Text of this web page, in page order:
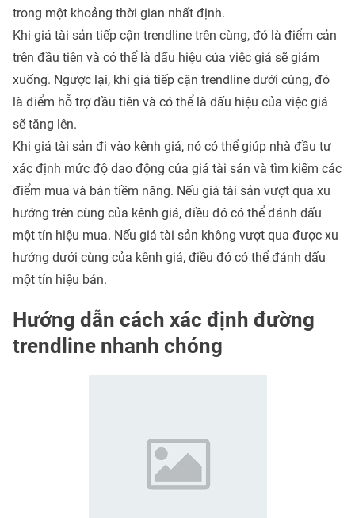
trong một khoảng thời gian nhất định.
Khi giá tài sản tiếp cận trendline trên cùng, đó là điểm cản
trên đầu tiên và có thể là dấu hiệu của việc giá sẽ giảm
xuống. Ngược lại, khi giá tiếp cận trendline dưới cùng, đó
là điểm hỗ trợ đầu tiên và có thể là dấu hiệu của việc giá
sẽ tăng lên.
Khi giá tài sản đi vào kênh giá, nó có thể giúp nhà đầu tư
xác định mức độ dao động của giá tài sản và tìm kiếm các
điểm mua và bán tiềm năng. Nếu giá tài sản vượt qua xu
hướng trên cùng của kênh giá, điều đó có thể đánh dấu
một tín hiệu mua. Nếu giá tài sản không vượt qua được xu
hướng dưới cùng của kênh giá, điều đó có thể đánh dấu
một tín hiệu bán.
Hướng dẫn cách xác định đường
trendline nhanh chóng